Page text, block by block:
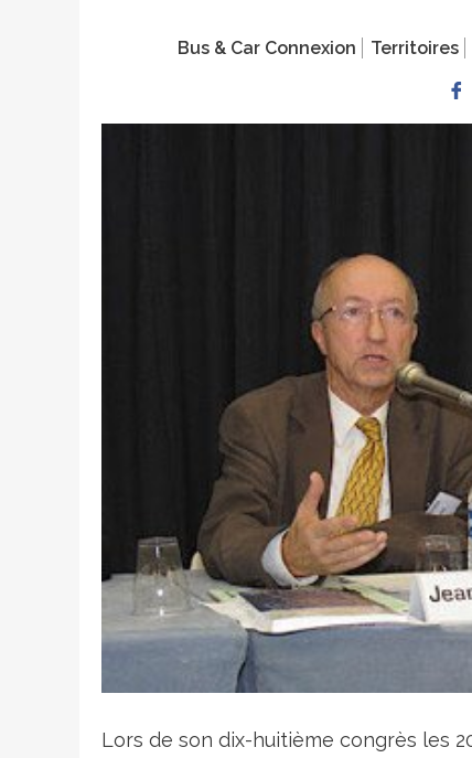
Bus & Car Connexion Territoires
Crédit photo
Lors de son dix-huitième congrès les